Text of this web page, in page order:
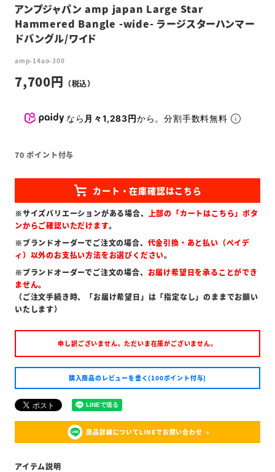
アンプジャパン amp japan Large Star
Hammered Bangle -wide- ラージスターハンマー
ドバングル/ワイド
amp-14ao-300
7,700
なら 月々1,283円から。分割手数料無料
70 ポイント付与
※サイズバリエーションがある場合、 上部の「カートはこちら」ボタ
ンからご確認いただけます。
※ブランドオーダーでご注文の場合、 代金引換・あと払い（ペイデ
ィ）以外のお支払い方法をお選びください。
※ブランドオーダーでご注文の場合、 お届け希望日を承ることができ
ません。
（ご注文手続き時、「お届け希望日」は「指定なし」のままでお願い
いたします）
申し訳ございません。ただいま在庫がございません。
購入商品のレビューを書く(100ポイント付与)
商品詳細についてLINEでお問い合わせ